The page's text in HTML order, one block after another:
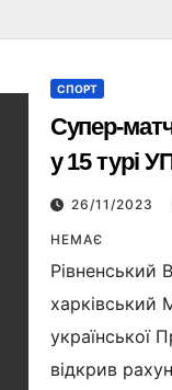
СПОРТ
Супер-
у 15 турі
26/11/2023
НЕМАЄ
Рівненський
харківський
української
відкрив